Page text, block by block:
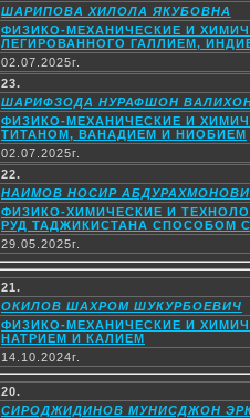
ШАРИПОВА ХИЛОЛА ЯКУБОВНА
ФИЗИКО-МЕХАНИЧЕСКИЕ И
ЛЕГИРОВАННОГО ГАЛЛИЕМ,
02.07.2025г.
23.
ШАРИФЗОДА НУРАФШОН
ФИЗИКО-МЕХАНИЧЕСКИЕ И
ТИТАНОМ, ВАНАДИЕМ И НИОБИЕМ
02.07.2025г.
22.
НАИМОВ НОСИР
ФИЗИКО-ХИМИЧЕСКИЕ И
РУД ТАДЖИКИСТАНА СПОСОБОМ
29.05.2025г.
21.
ОКИЛОВ ШАХРОМ ШУКУРБОЕВИЧ
ФИЗИКО-МЕХАНИЧЕСКИЕ И
НАТРИЕМ И КАЛИЕМ
14.10.2024г.
20.
СИРОДЖИДИНОВ МУНИСДЖОН